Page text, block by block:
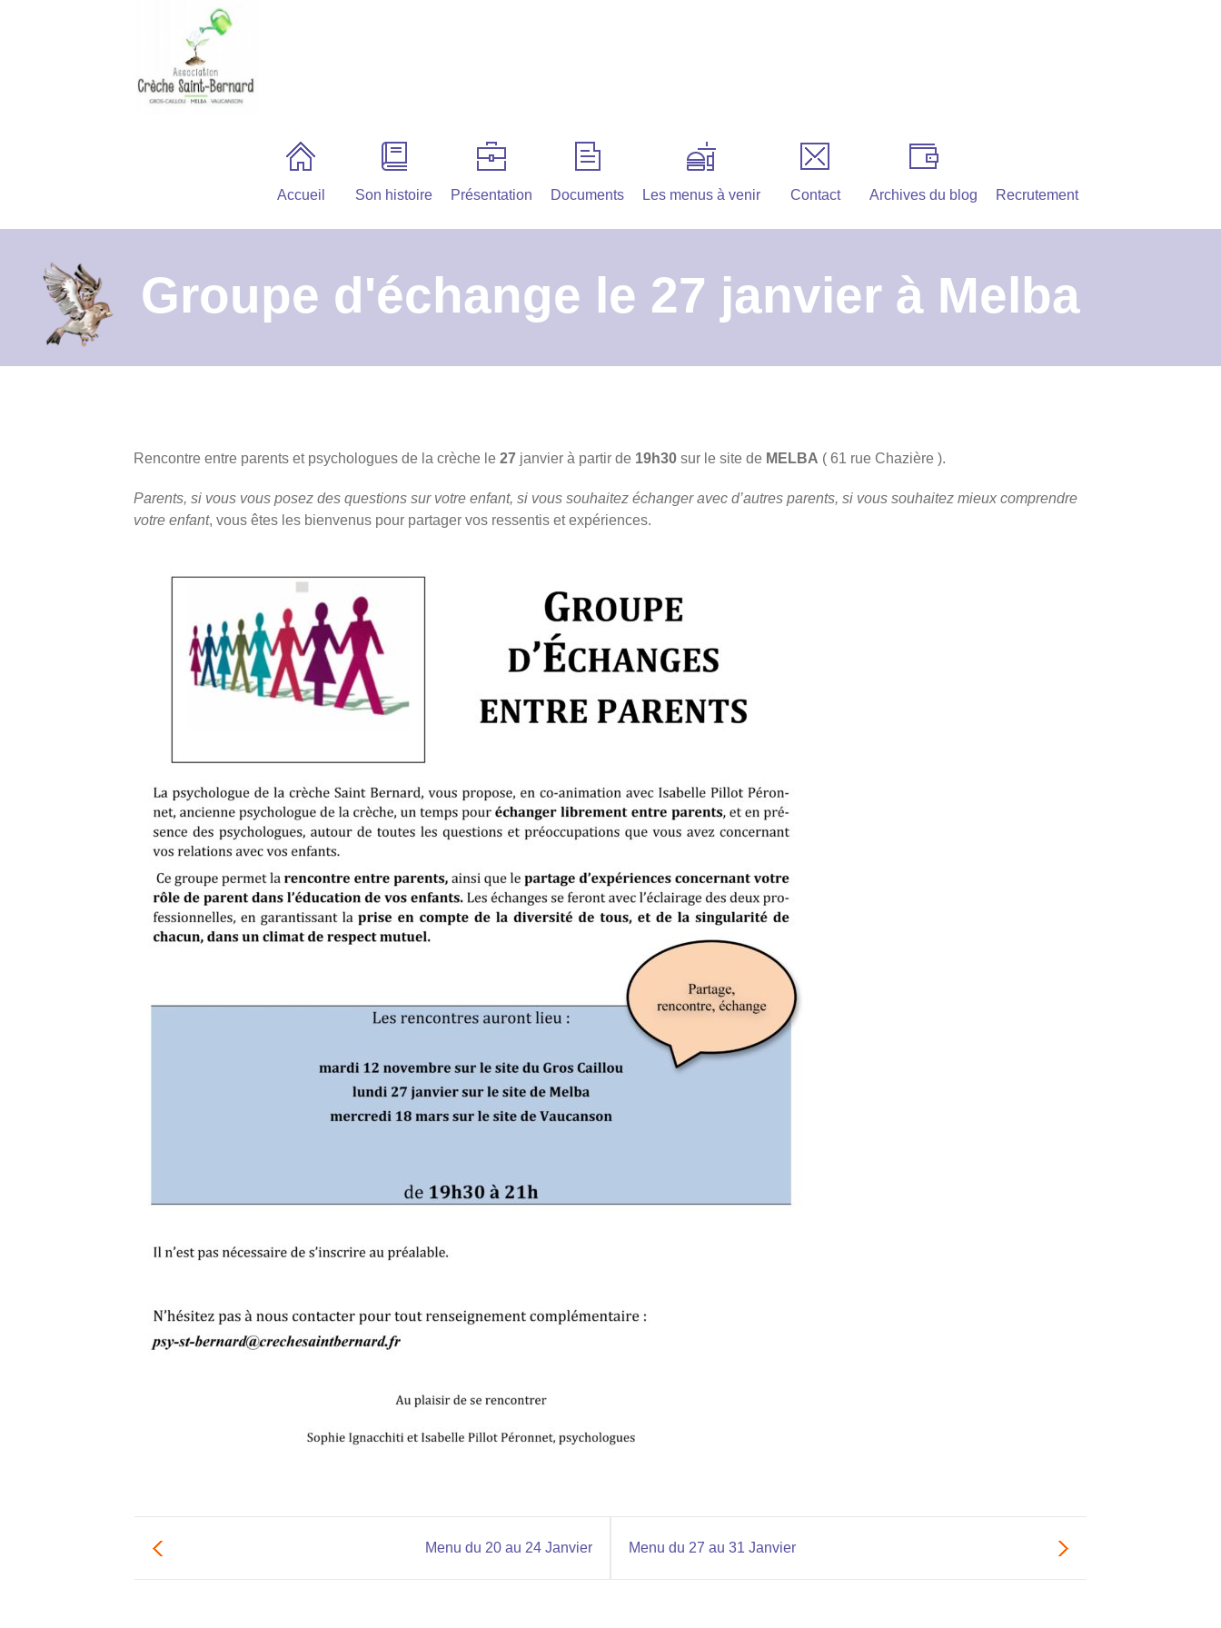
Accueil Son histoire Présentation Documents Les menus à venir Contact Archives du blog Recrutement
Groupe d'échange le 27 janvier à Melba
Rencontre entre parents et psychologues de la crèche le 27 janvier à partir de 19h30 sur le site de MELBA ( 61 rue Chazière ).
Parents, si vous vous posez des questions sur votre enfant, si vous souhaitez échanger avec d’autres parents, si vous souhaitez mieux comprendre
votre enfant, vous êtes les bienvenus pour partager vos ressentis et expériences.
Menu du 20 au 24 Janvier Menu du 27 au 31 Janvier